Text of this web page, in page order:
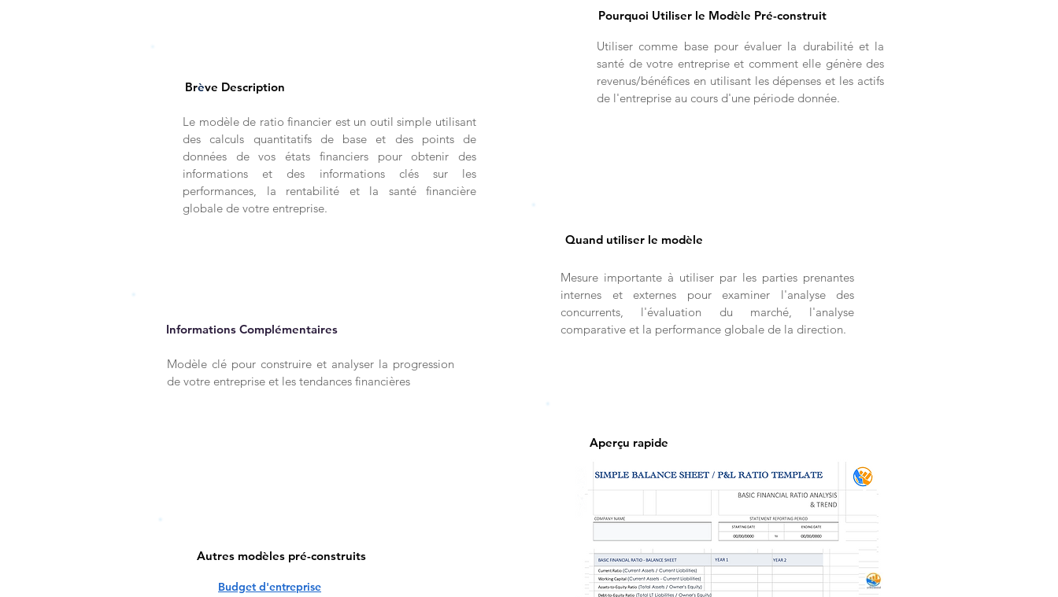
Brève Description
Le modèle de ratio financier est un outil simple utilisant
des calculs quantitatifs de base et des points de
données de vos états financiers pour obtenir des
informations et des informations clés sur les
performances, la rentabilité et la santé financière
globale de votre entreprise.
Pourquoi Utiliser le Modèle Pré-construit
Utiliser comme base pour évaluer la durabilité et la
santé de votre entreprise et comment elle génère des
revenus/bénéfices en utilisant les dépenses et les actifs
de l'entreprise au cours d'une période donnée.
Informations Complémentaires
Modèle clé pour construire et analyser la progression
de votre entreprise et les tendances financières
Autres modèles pré-construits
Budget d'entreprise
Quand utiliser le modèle
Mesure importante à utiliser par les parties prenantes
internes et externes pour examiner l'analyse des
concurrents, l'évaluation du marché, l'analyse
comparative et la performance globale de la direction.
Aperçu rapide